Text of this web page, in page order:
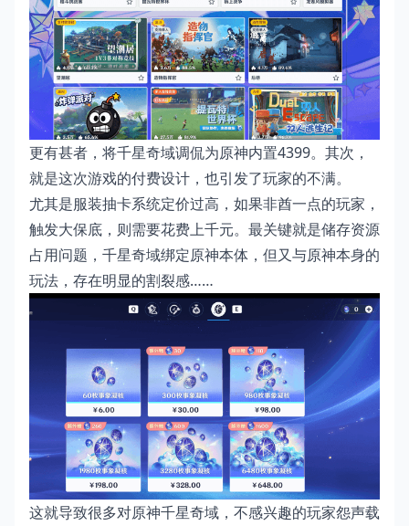
更有甚者，将千星奇域调侃为原神内置4399。其次，
就是这次游戏的付费设计，也引发了玩家的不满。
尤其是服装抽卡系统定价过高，如果非酋一点的玩家，
触发大保底，则需要花费上千元。最关键就是储存资源
占用问题，千星奇域绑定原神本体，但又与原神本身的
玩法，存在明显的割裂感……
这就导致很多对原神千星奇域，不感兴趣的玩家怨声载